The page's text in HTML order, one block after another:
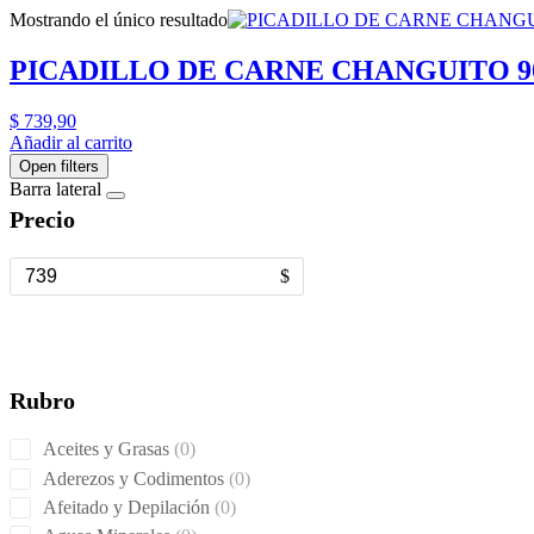
Mostrando el único resultado
PICADILLO DE CARNE CHANGUITO
$ 739,90
Añadir al carrito
Open filters
Barra lateral
Precio
$
Rubro
Aceites y Grasas 00
products
Aderezos y Codimentos 00
Afeitado y Depilación 00